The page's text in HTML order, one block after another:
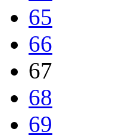
65
66
67
68
69